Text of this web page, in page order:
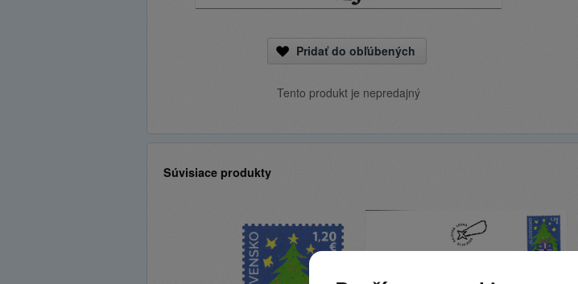
Pridať do obľúbených
Tento produkt je nepredajný
Súvisiace produkty